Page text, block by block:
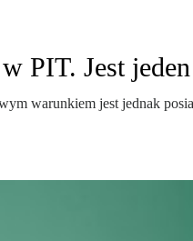
PIT. Jest
warunkiem jest jednak